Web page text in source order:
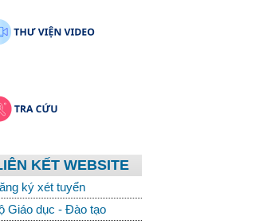
KẾT WEBSITE
ký xét tuyển
Giáo dục - Đào tạo